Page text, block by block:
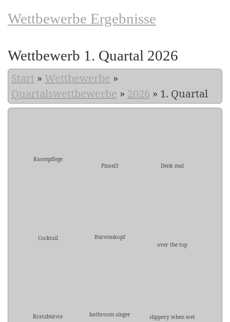
Wettbewerbe Ergebnisse
Wettbewerb 1. Quartal 2026
Start » Wettbewerbe »
Quartalswettbewerbe » 2026 » 1. Quartal
Rasenpflege
Pinsel3
Denk mal
Cocktail
Bürstenkopf
over the top
Kratzbürste bathroom singer slippery when wet